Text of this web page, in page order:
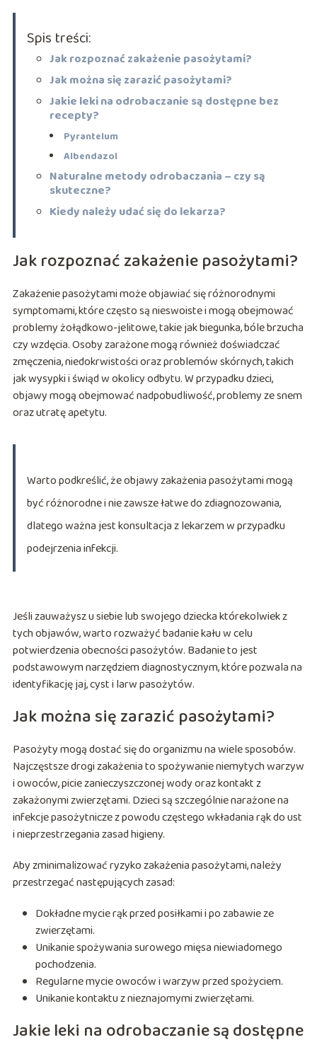
Spis treści:
Jak rozpoznać zakażenie pasożytami?
Jak można się zarazić pasożytami?
Jakie leki na odrobaczanie są dostępne bez
recepty?
Pyrantelum
Albendazol
Naturalne metody odrobaczania – czy są
skuteczne?
Kiedy należy udać się do lekarza?
Jak rozpoznać zakażenie pasożytami?
Zakażenie pasożytami może objawiać się różnorodnymi
symptomami, które często są nieswoiste i mogą obejmować
problemy żołądkowo-jelitowe, takie jak biegunka, bóle brzucha
czy wzdęcia. Osoby zarażone mogą również doświadczać
zmęczenia, niedokrwistości oraz problemów skórnych, takich
jak wysypki i świąd w okolicy odbytu. W przypadku dzieci,
objawy mogą obejmować nadpobudliwość, problemy ze snem
oraz utratę apetytu.
Warto podkreślić, że objawy zakażenia pasożytami mogą
być różnorodne i nie zawsze łatwe do zdiagnozowania,
dlatego ważna jest konsultacja z lekarzem w przypadku
podejrzenia infekcji.
Jeśli zauważysz u siebie lub swojego dziecka którekolwiek z
tych objawów, warto rozważyć badanie kału w celu
potwierdzenia obecności pasożytów. Badanie to jest
podstawowym narzędziem diagnostycznym, które pozwala na
identyfikację jaj, cyst i larw pasożytów.
Jak można się zarazić pasożytami?
Pasożyty mogą dostać się do organizmu na wiele sposobów.
Najczęstsze drogi zakażenia to spożywanie niemytych warzyw
i owoców, picie zanieczyszczonej wody oraz kontakt z
zakażonymi zwierzętami. Dzieci są szczególnie narażone na
infekcje pasożytnicze z powodu częstego wkładania rąk do ust
i nieprzestrzegania zasad higieny.
Aby zminimalizować ryzyko zakażenia pasożytami, należy
przestrzegać następujących zasad:
Dokładne mycie rąk przed posiłkami i po zabawie ze
zwierzętami.
Unikanie spożywania surowego mięsa niewiadomego
pochodzenia.
Regularne mycie owoców i warzyw przed spożyciem.
Unikanie kontaktu z nieznajomymi zwierzętami.
Jakie leki na odrobaczanie są dostępne